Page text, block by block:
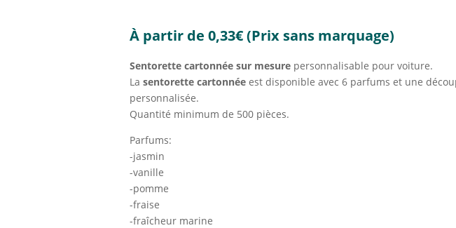
À partir de 0,33€(Prix sans marquage)
Sentorette cartonnée sur mesurepersonnalisable pour voiture.
La sentorette cartonnéeest disponible avec 6 parfums et une
personnalisée.
Quantité minimum de 500 pièces.
Parfums:
-jasmin
-vanille
-pomme
-fraise
-fraîcheur marine